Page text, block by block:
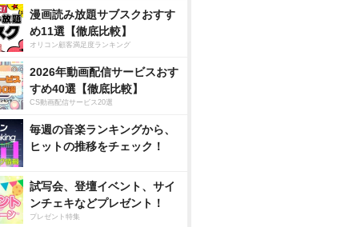
漫画読み放題サブスクおすす
め11選【徹底比較】
オリコン顧客満足度ランキング
2026年動画配信サービスおす
すめ40選【徹底比較】
CS動画配信サービス20選
毎週の音楽ランキングから、
ヒットの推移をチェック！
試写会、登壇イベント、サイ
ンチェキなどプレゼント！
プレゼント特集